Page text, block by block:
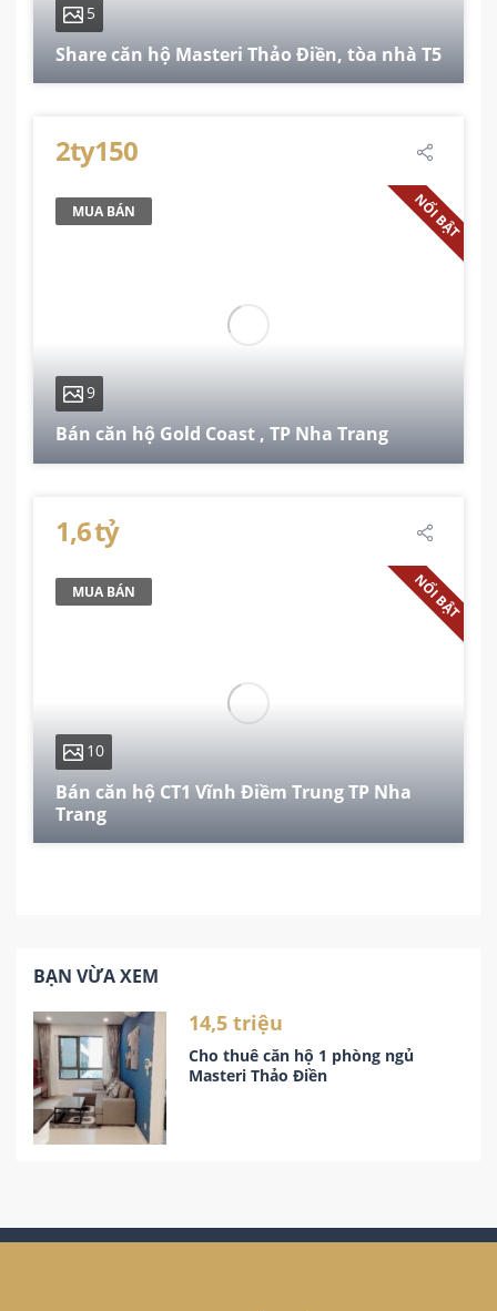
5
Share căn hộ Masteri Thảo Điền, tòa nhà T5
2ty150
MUA BÁN NỔI BẬT
9
Bán căn hộ Gold Coast , TP Nha Trang
1,6 tỷ
MUA BÁN NỔI BẬT
10
Bán căn hộ CT1 Vĩnh Điềm Trung TP Nha
Trang
BẠN VỪA XEM
14,5 triệu
Cho thuê căn hộ 1 phòng ngủ
Masteri Thảo Điền